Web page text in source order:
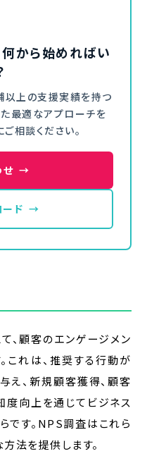
何から始めればい
上の支援実績を持つ
最適なアプローチを
相談ください。
せ →
ド →
、顧客のエンゲージメン
これは、推奨する行動が
え、新規顧客獲得、顧客
度向上を通じてビジネス
です。NPS調査はこれら
法を提供します。